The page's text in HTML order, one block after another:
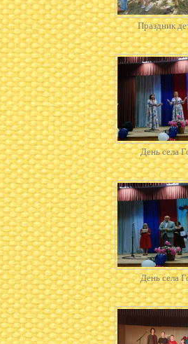
Праздник
День села
День села